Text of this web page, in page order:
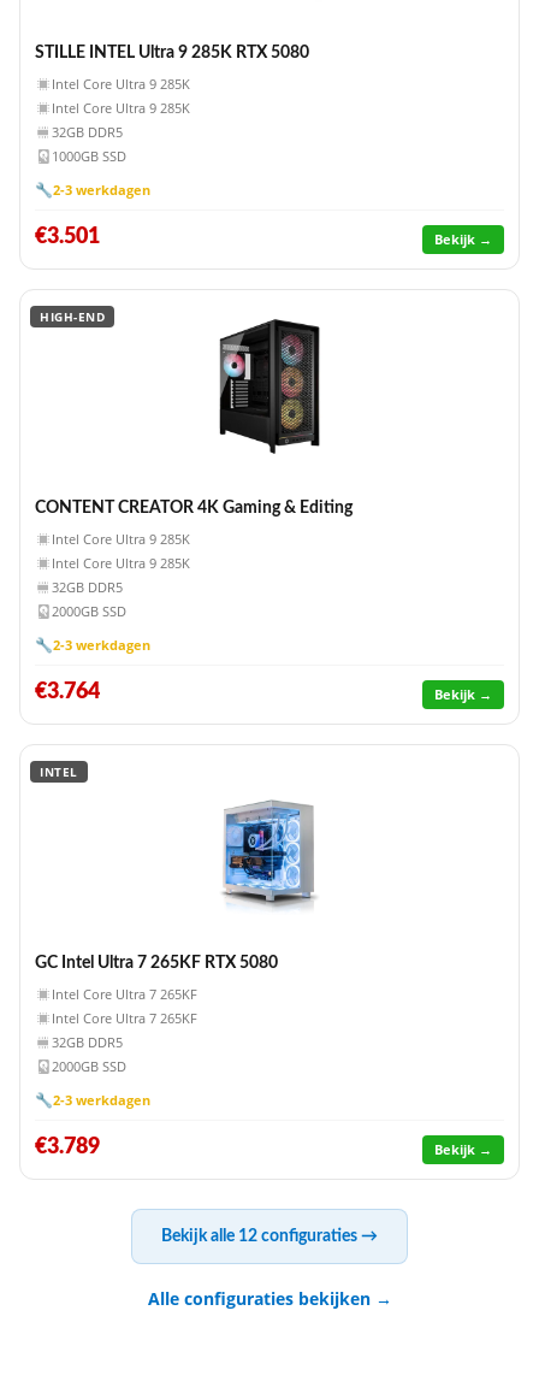
STILLE INTEL Ultra 9 285K RTX 5080
Intel Core Ultra 9 285K
Intel Core Ultra 9 285K
32GB DDR5
1000GB SSD
🔧2-3 werkdagen
€3.501 Bekijk →
HIGH-END
CONTENT CREATOR 4K Gaming & Editing
Intel Core Ultra 9 285K
Intel Core Ultra 9 285K
32GB DDR5
2000GB SSD
🔧2-3 werkdagen
€3.764 Bekijk →
INTEL
GC Intel Ultra 7 265KF RTX 5080
Intel Core Ultra 7 265KF
Intel Core Ultra 7 265KF
32GB DDR5
2000GB SSD
🔧2-3 werkdagen
€3.789 Bekijk →
Bekijk alle 12 configuraties →
Alle configuraties bekijken →